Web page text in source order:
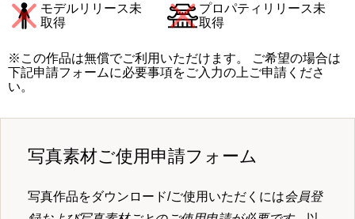
モデルリリース未
取得
プロパティリリース未
取得
※この作品は無償でご利用いただけます。 ご希望の場合は
下記申請フォームに必要事項をご入力の上ご申請くださ
い。
写真素材ご使用申請フォーム
写真作品をダウンロード/ご使用いただくには会員登